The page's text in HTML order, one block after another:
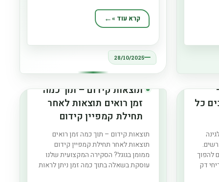
קפדני ושילוב בין אסתטיקה, פונקציונליות
ונוחות. חצר מעוצבת היטב יכולה להפוך כל
קרא עוד »
28/10/2025
כל
להפוך
דק
תוצאות קידום – תוך כמה
זמן רואים תוצאות לאחר
תחילת קמפיין קידום
ממומן בגוגל?
תוצאות קידום – תוך כמה זמן רואים
תוצאות לאחר תחילת קמפיין קידום
ממומן בגוגל? הסקירה המקצועית שלנו
עוסקת בשאלה בתוך כמה זמן ניתן לראות